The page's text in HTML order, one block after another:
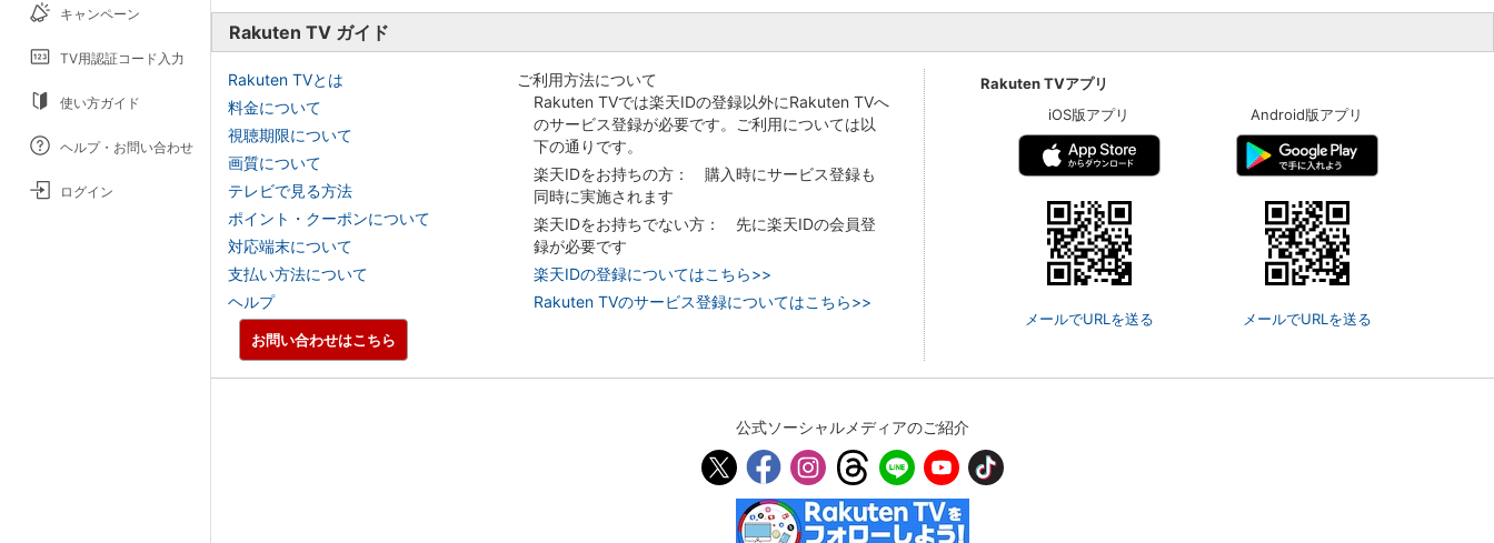
キャンペーン
TV用認証コード入力
使い方ガイド
ヘルプ・お問い合わせ
ログイン
Rakuten TV ガイド
Rakuten TVとは
料金について
視聴期限について
画質について
テレビで見る方法
ポイント・クーポンについて
対応端末について
支払い方法について
ヘルプ
ご利用方法について
Rakuten TVでは楽天IDの登録以外にRakuten TVへ
のサービス登録が必要です。ご利用については以
下の通りです。
楽天IDをお持ちの方： 購入時にサービス登録も
同時に実施されます
楽天IDをお持ちでない方： 先に楽天IDの会員登
録が必要です
楽天IDの登録についてはこちら>>
Rakuten TVのサービス登録についてはこちら>>
Rakuten TVアプリ
iOS版アプリ
メールでURLを送る
Android版アプリ
メールでURLを送る
お問い合わせはこちら
公式ソーシャルメディアのご紹介